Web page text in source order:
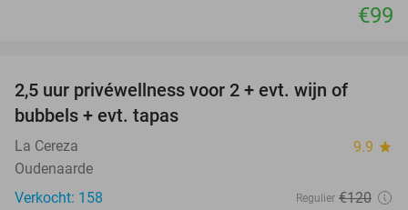
€99
2,5 uur privéwellness voor 2 + evt. wijn of
bubbels + evt. tapas
La Cereza 9.9 star
Oudenaarde
Verkocht: 158
Regulier €120